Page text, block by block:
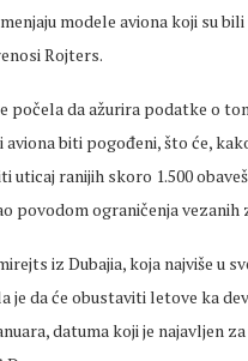
modele aviona koji su
Rojters.
počela da ažurira podatke o
biti pogođeni, što će,
uticaj ranijih skoro 1.500
povodom ograničenja vezanih
iz Dubajia, koja najviše u
je da će obustaviti letove ka
datuma koji je najavljen